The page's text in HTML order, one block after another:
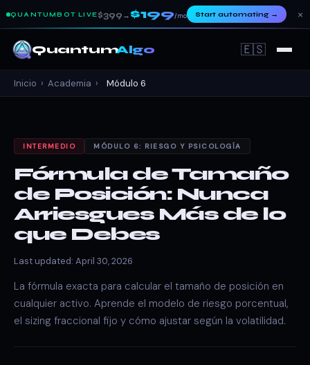
QUANTUMBOT LIVE $399 → $199/mo Start automating→ ×
QuantumAlgo 🇪🇸
Inicio › Academia › Módulo 6
INTERMEDIO MÓDULO 6: RIESGO Y PSICOLOGÍA
Fórmula de Tamaño
de Posición: Nunca
Arriesgues Más de lo
que Debes
Last updated: April 30, 2026
La fórmula exacta para calcular el tamaño de posición en
cualquier activo. Aprende el modelo de riesgo porcentual,
el sizing fraccional fijo y cómo ajustar según la volatilidad.